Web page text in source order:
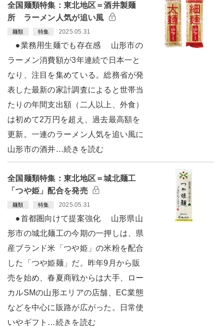
全国麺類特集：東北地区＝酒井製麺
所 ラーメン人気が追い風
麺類 特集 2025.05.31
●業務用生麺でも存在感 山形市の
ラーメン消費額が3年連続で日本一と
なり、注目を集めている。総務省が発
表した最新の家計調査によると世帯当
たりの年間支出額（二人以上、外食）
は初めて2万円を超え、過去最高額を
更新。一連のラーメン人気を追い風に
山形市の酒井…続きを読む
全国麺類特集：東北地区＝城北麺工
「つや姫」配合を発売
麺類 特集 2025.05.31
●首都圏向けて提案強化 山形県山
形市の城北麺工の今期の一押しは、県
産ブランド米「つや姫」の米粉を配合
した「つや姫麺」だ。昨年9月から販
売を始め、春夏商戦からは大手、ロー
カルSMの山形エリアの店舗、EC業態
などを中心に販路が広がった。日常使
いやギフト…続きを読む